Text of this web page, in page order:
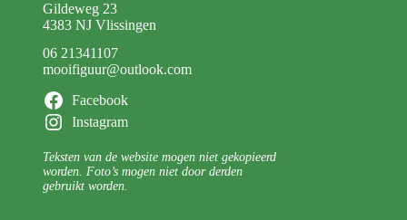
Gildeweg 23
4383 NJ Vlissingen
06 21341107
mooifiguur@outlook.com
Facebook
Instagram
Teksten van de website mogen niet gekopieerd
worden. Foto’s mogen niet door derden
gebruikt worden.